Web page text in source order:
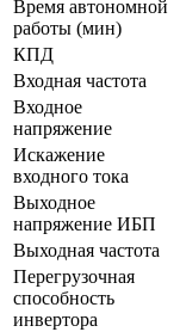
Время автономной
работы (мин)
КПД
Входная частота
Входное
напряжение
Искажение
входного тока
Выходное
напряжение ИБП
Выходная частота
Перегрузочная
способность
инвертора